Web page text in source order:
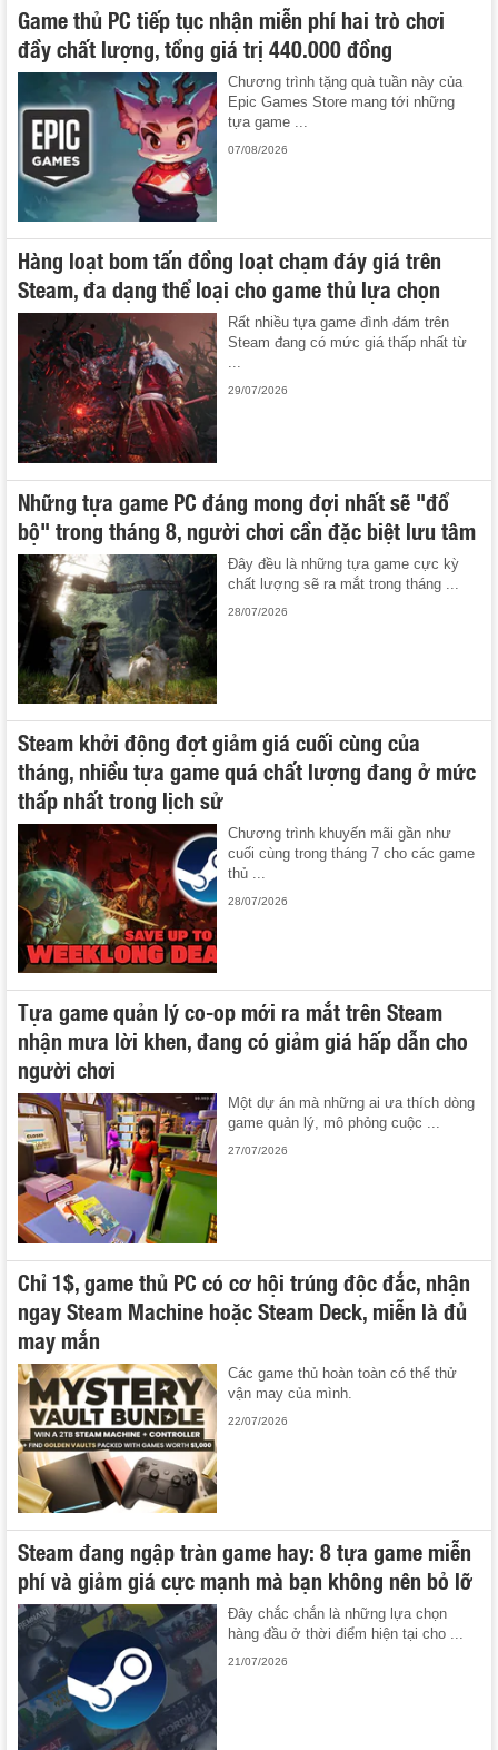
Game thủ PC tiếp tục nhận miễn phí hai trò chơi
đầy chất lượng, tổng giá trị 440.000 đồng
Chương trình tặng quà tuần này của
Epic Games Store mang tới những
tựa game ...
07/08/2026
Hàng loạt bom tấn đồng loạt chạm đáy giá trên
Steam, đa dạng thể loại cho game thủ lựa chọn
Rất nhiều tựa game đình đám trên
Steam đang có mức giá thấp nhất từ
...
29/07/2026
Những tựa game PC đáng mong đợi nhất sẽ "đổ
bộ" trong tháng 8, người chơi cần đặc biệt lưu tâm
Đây đều là những tựa game cực kỳ
chất lượng sẽ ra mắt trong tháng ...
28/07/2026
Steam khởi động đợt giảm giá cuối cùng của
tháng, nhiều tựa game quá chất lượng đang ở mức
thấp nhất trong lịch sử
Chương trình khuyến mãi gần như
cuối cùng trong tháng 7 cho các game
thủ ...
28/07/2026
Tựa game quản lý co-op mới ra mắt trên Steam
nhận mưa lời khen, đang có giảm giá hấp dẫn cho
người chơi
Một dự án mà những ai ưa thích dòng
game quản lý, mô phỏng cuộc ...
27/07/2026
Chỉ 1$, game thủ PC có cơ hội trúng độc đắc, nhận
ngay Steam Machine hoặc Steam Deck, miễn là đủ
may mắn
Các game thủ hoàn toàn có thể thử
vận may của mình.
22/07/2026
Steam đang ngập tràn game hay: 8 tựa game miễn
phí và giảm giá cực mạnh mà bạn không nên bỏ lỡ
Đây chắc chắn là những lựa chọn
hàng đầu ở thời điểm hiện tại cho ...
21/07/2026